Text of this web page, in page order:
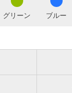
グリーン ブルー